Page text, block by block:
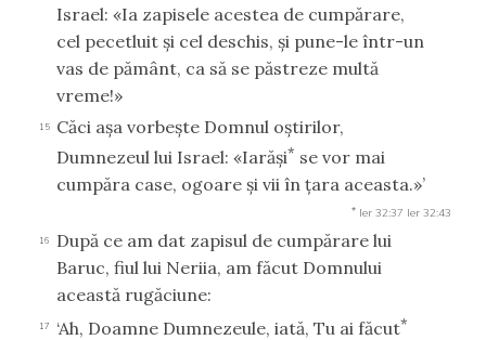
Israel: «Ia zapisele acestea de cumpărare,
cel pecetluit şi cel deschis, şi pune-le într-un
vas de pământ, ca să se păstreze multă
vreme!»
15
Căci aşa vorbeşte Domnul oştirilor,
Dumnezeul lui Israel: «Iarăşi* se vor mai
cumpăra case, ogoare şi vii în ţara aceasta.»’
* Ier 32:37 Ier 32:43
16
După ce am dat zapisul de cumpărare lui
Baruc, fiul lui Neriia, am făcut Domnului
această rugăciune:
17 ‘Ah, Doamne Dumnezeule, iată, Tu ai făcut*